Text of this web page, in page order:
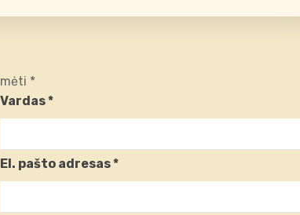
*
Vardas*
El. pašto adresas*